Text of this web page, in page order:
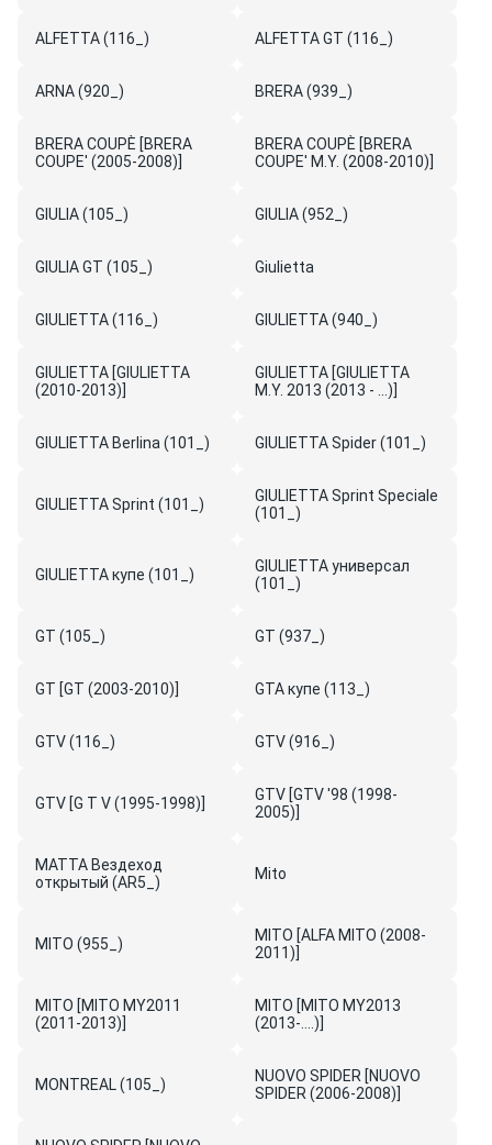
ALFETTA (116_) ALFETTA GT (116_)
ARNA (920_) BRERA (939_)
BRERA COUPÈ [BRERA
COUPE' (2005-2008)]
BRERA COUPÈ [BRERA
COUPE' M.Y. (2008-2010)]
GIULIA (105_) GIULIA (952_)
GIULIA GT (105_) Giulietta
GIULIETTA (116_) GIULIETTA (940_)
GIULIETTA [GIULIETTA
(2010-2013)]
GIULIETTA [GIULIETTA
M.Y. 2013 (2013 - ...)]
GIULIETTA Berlina (101_) GIULIETTA Spider (101_)
GIULIETTA Sprint (101_)
GIULIETTA Sprint Speciale
(101_)
GIULIETTA купе (101_)
GIULIETTA универсал
(101_)
GT (105_) GT (937_)
GT [GT (2003-2010)] GTA купе (113_)
GTV (116_) GTV (916_)
GTV [G T V (1995-1998)]
GTV [GTV '98 (1998-
2005)]
MATTA Вездеход
открытый (AR5_)
Mito
MITO (955_)
MITO [ALFA MITO (2008-
2011)]
MITO [MITO MY2011
(2011-2013)]
MITO [MITO MY2013
(2013-....)]
MONTREAL (105_)
NUOVO SPIDER [NUOVO
SPIDER (2006-2008)]